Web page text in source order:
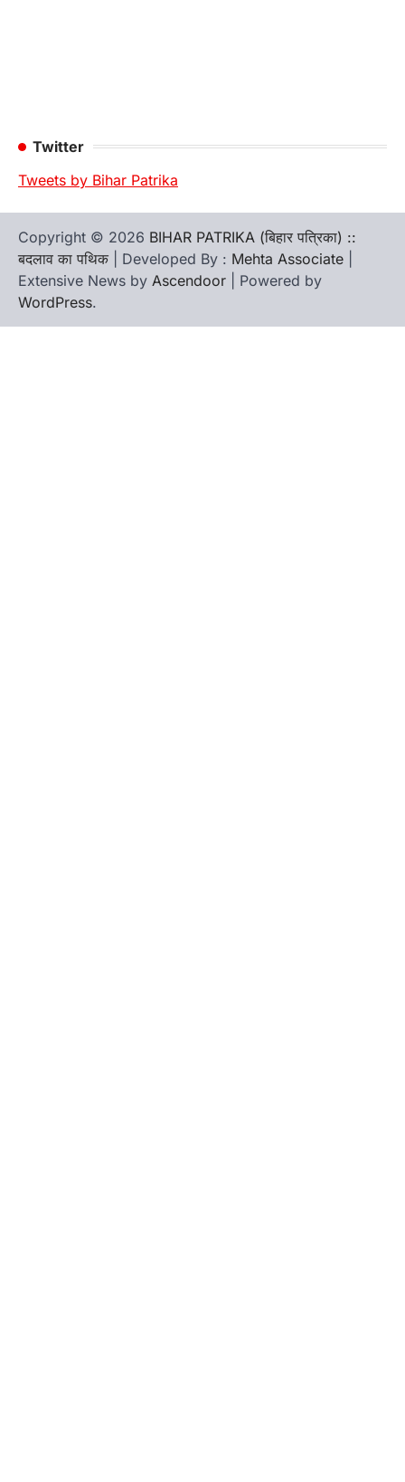
Twitter
Tweets by Bihar Patrika
Copyright © 2026 BIHAR PATRIKA (बिहार पत्रिका) ::
बदलाव का पथिक | Developed By : Mehta Associate
Extensive News by Ascendoor | Powered by
WordPress.